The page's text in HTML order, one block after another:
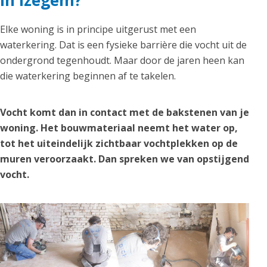
Elke woning is in principe uitgerust met een
waterkering. Dat is een fysieke barrière die vocht uit de
ondergrond tegenhoudt. Maar door de jaren heen kan
die waterkering beginnen af te takelen.
Vocht komt dan in contact met de bakstenen van je
woning. Het bouwmateriaal neemt het water op,
tot het uiteindelijk zichtbaar vochtplekken op de
muren veroorzaakt. Dan spreken we van opstijgend
vocht.